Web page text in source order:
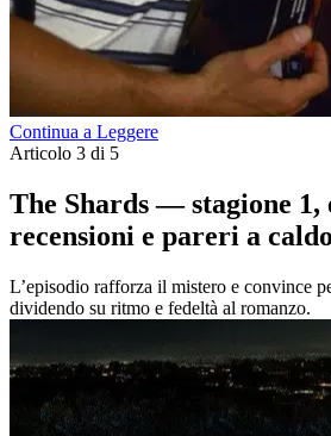
Continua a Leggere
Articolo 3 di 5
The Shards — stagione 1,
recensioni e pareri a caldo
L’episodio rafforza il mistero e convince
dividendo su ritmo e fedeltà al romanzo.